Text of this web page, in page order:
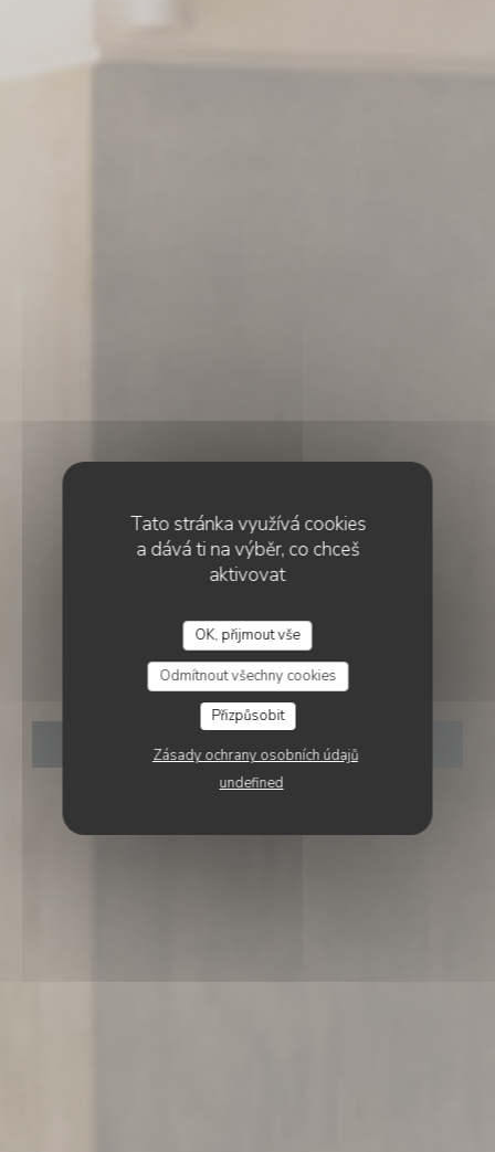
Tato stránka využívá cookies
a dává ti na výběr, co chceš
aktivovat
OK, přijmout vše
Odmítnout všechny cookies
Přizpůsobit
Zásady ochrany osobních údajů
undefined
• LISBOA
Essencial
REZERVOVAT STŮL